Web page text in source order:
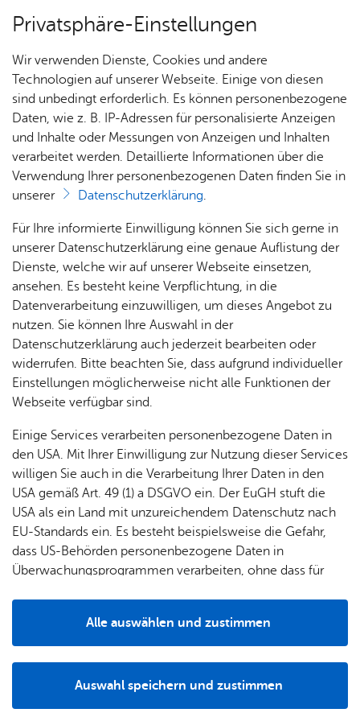
Über­sicht Bür­ger & Stadt
Rat­
haus &
Bür­
ger­
ser­vice
Rat­
häu­ser
& Orts­
ver­
wal­
Ämter
A–Z
Diens
t­leis­
tun­gen
A–Z
For­
Nach­
rich­
ten,
Vi­de­os
& Bil­
der
Me­di­
en­in­
for­ma­
tio­nen
fent­li­
che
Be­
kannt­
ma­
chun­
& TV
Pres­se
Jobs
Stel­
len­an­
ge­bo­te
Aus­bil­
dung &
Stu­di­
um
Bil­
dung
& Be­
treu­
ung
Potz­
be­
treu­
ung
Schu­
len
Bauen
& Um­
welt
Geo­
da­ten
& 3D-
Stadt­
Bau­
stel­len
& Um­
lei­tun­
Um­
welt &
Kli­ma­
Sa­nie­
ren &
bi­li­en
Stadt­
Ge­
sund­
heit &
kum
Ärzte &
Apo­
Fa­mi­lie
& Kin­
der
Se­nio­
ren
Woh­
nen
re­frei
Pfle­ge
& Un­
ter­stüt­
zung
Stadt­plan
Eventagen­tur King­Kar­la
GmbH
Vor­le­sen
Wir sind Ihr Spe­zia­list für die schöns­ten Schiffs­
ver­an­stal­tun­gen auf dem Bo­den­see für 30 bis 500
Gäste. Den traum­haf­ten Rund­um-Ser­vice gibt es
bei uns selbst­ver­ständ­lich dazu.
Gerne beraten wir Sie persönlich und individuell. Wir
freuen uns auf Ihren Anruf, Ihre Anfrage per Mail oder über
das Kontaktformular auf unserer Webseite.
Sonstige Veranstaltungsdienstleistungen: Full-Service
Privatsphäre-Einstellungen
Wir verwenden Dienste, Cookies und andere
Technologien auf unserer Webseite. Einige von diesen
sind unbedingt erforderlich. Es können personenbezogene
Daten, wie z. B. IP-Adressen für personalisierte Anzeigen
und Inhalte oder Messungen von Anzeigen und Inhalten
verarbeitet werden. Detaillierte Informationen über die
Verwendung Ihrer personenbezogenen Daten finden Sie in
unserer
Datenschutzerklärung.
Für Ihre informierte Einwilligung können Sie sich gerne in
unserer Datenschutzerklärung eine genaue Auflistung der
Dienste, welche wir auf unserer Webseite einsetzen,
ansehen. Es besteht keine Verpflichtung, in die
Datenverarbeitung einzuwilligen, um dieses Angebot zu
nutzen. Sie können Ihre Auswahl in der
Datenschutzerklärung auch jederzeit bearbeiten oder
widerrufen. Bitte beachten Sie, dass aufgrund individueller
Einstellungen möglicherweise nicht alle Funktionen der
Webseite verfügbar sind.
Einige Services verarbeiten personenbezogene Daten in
den USA. Mit Ihrer Einwilligung zur Nutzung dieser Services
willigen Sie auch in die Verarbeitung Ihrer Daten in den
USA gemäß Art. 49 (1) a DSGVO ein. Der EuGH stuft die
USA als ein Land mit unzureichendem Datenschutz nach
EU-Standards ein. Es besteht beispielsweise die Gefahr,
dass US-Behörden personenbezogene Daten in
Überwachungsprogrammen verarbeiten, ohne dass für
Auswahl speichern und zustimmen
Alle auswählen und zustimmen